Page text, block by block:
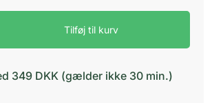
Tilføj til kurv
349 DKK (gælder ikke 30 min.)